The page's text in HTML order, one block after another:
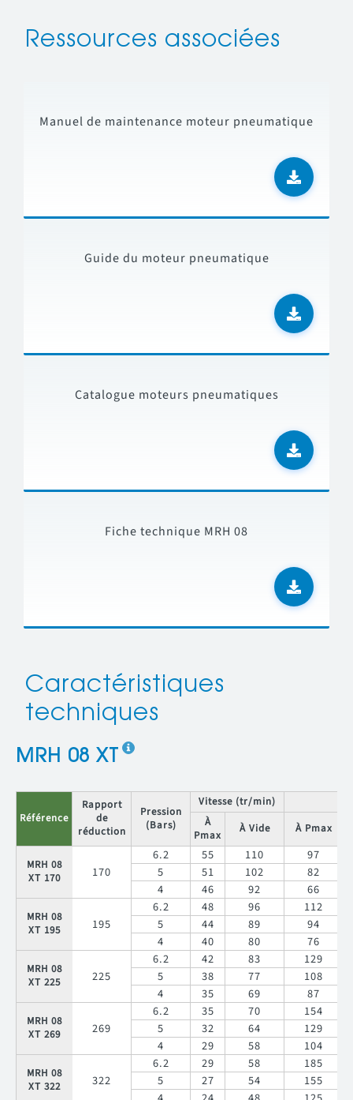
Ressources associées
Manuel de maintenance moteur pneumatique
Guide du moteur pneumatique
Catalogue moteurs pneumatiques
Fiche technique MRH 08
Caractéristiques
techniques
MRH 08 XT
Référence
Rapport
de
réduction
Pression
(Bars)
Vitesse (tr/min)
À
Pmax
À Vide À Pmax
MRH 08
XT 170
170
6.2 55 110
97
5
51 102
82
4
46 92 66
MRH 08
XT 195
195
6.2 48 96
112
5
44 89
94
4
40 80 76
MRH 08
XT 225
225
6.2 42 83
129
5
38 77
108
4
35 69 87
MRH 08
XT 269
269
6.2 35 70
154
5
32 64
129
4
29 58 104
MRH 08
XT 322
322
6.2 29 58
185
5
27 54
155